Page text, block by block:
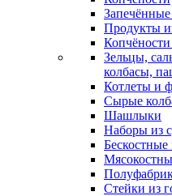
Продукты
Зельцы,
колбасы,
Котлеты и
Сырые
Шашлыки
Наборы из
Стейки из